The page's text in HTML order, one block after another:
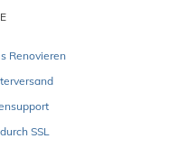
Renovieren
SSL